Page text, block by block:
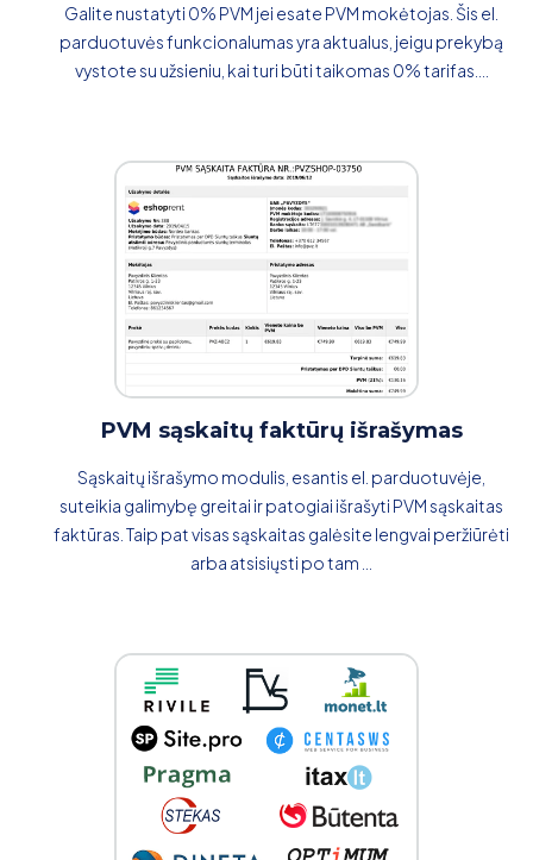
Galite nustatyti 0% PVM jei esate PVM mokėtojas. Šis el.
parduotuvės funkcionalumas yra aktualus, jeigu prekybą
vystote su užsieniu, kai turi būti taikomas 0% tarifas....
PVM sąskaitų faktūrų išrašymas
Sąskaitų išrašymo modulis, esantis el. parduotuvėje,
suteikia galimybę greitai ir patogiai išrašyti PVM sąskaitas
faktūras. Taip pat visas sąskaitas galėsite lengvai peržiūrėti
arba atsisiųsti po tam ...